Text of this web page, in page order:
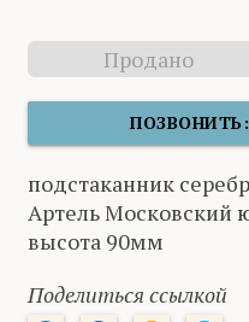
Продано
ПОЗВОНИТЬ:
подстаканник
Артель Московский
высота 90мм
Поделиться ссылкой